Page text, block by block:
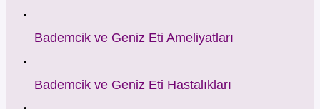
Bademcik ve Geniz Eti Ameliyatları
Bademcik ve Geniz Eti Hastalıkları